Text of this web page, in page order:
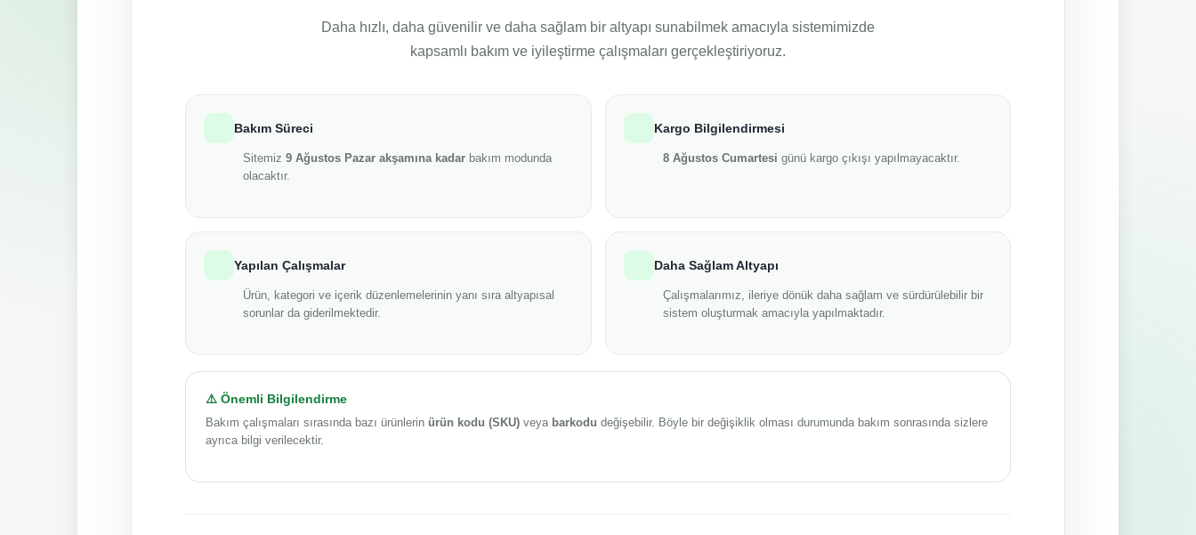
Daha hızlı, daha güvenilir ve daha sağlam bir altyapı sunabilmek amacıyla sistemimizde
kapsamlı bakım ve iyileştirme çalışmaları gerçekleştiriyoruz.
Bakım Süreci
Sitemiz 9 Ağustos Pazar akşamına kadar bakım modunda
olacaktır.
Kargo Bilgilendirmesi
8 Ağustos Cumartesi günü kargo çıkışı yapılmayacaktır.
Yapılan Çalışmalar
Ürün, kategori ve içerik düzenlemelerinin yanı sıra altyapısal
sorunlar da giderilmektedir.
Daha Sağlam Altyapı
Çalışmalarımız, ileriye dönük daha sağlam ve sürdürülebilir bir
sistem oluşturmak amacıyla yapılmaktadır.
⚠️ Önemli Bilgilendirme
Bakım çalışmaları sırasında bazı ürünlerin ürün kodu (SKU) veya barkodu değişebilir. Böyle bir değişiklik olması durumunda bakım sonrasında sizlere
ayrıca bilgi verilecektir.